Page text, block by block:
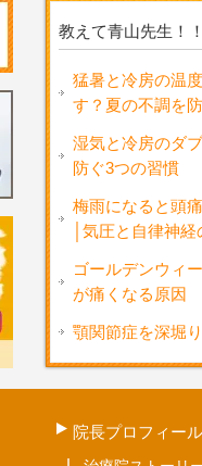
教えて青山先生！！
猛暑と冷房の温
す？夏の不調を
湿気と冷房のダ
防ぐ3つの習慣
梅雨になると頭
│気圧と自律神
ゴールデンウィ
が痛くなる原因
顎関節症を深堀り
院長プロフィール